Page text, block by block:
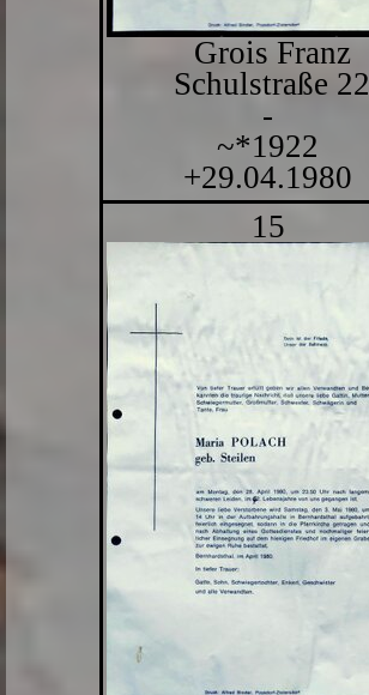
Grois Franz
Schulstraße 22
-
~*1922
+29.04.1980
15